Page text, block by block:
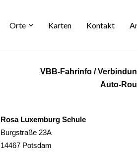
Orte Karten Kontakt
VBB-Fahrinfo /
Auto-
Rosa Luxemburg Schule
Burgstraße 23A
14467 Potsdam